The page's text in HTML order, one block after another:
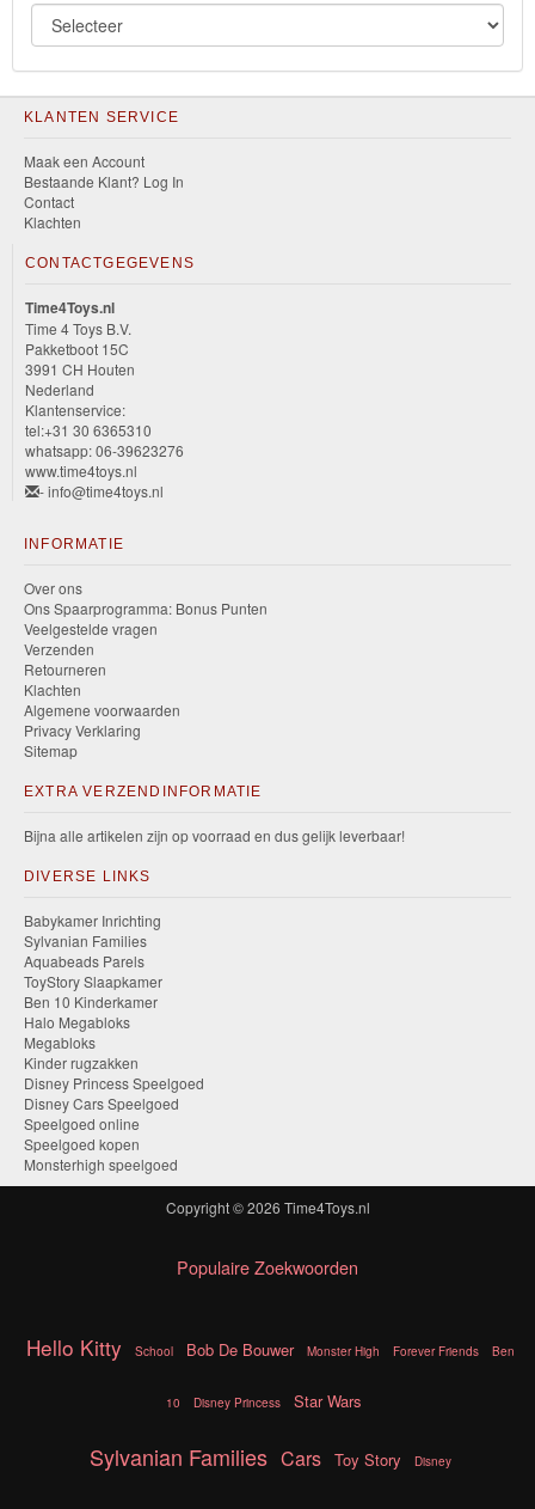
KLANTEN SERVICE
Maak een Account
Bestaande Klant? Log In
Contact
Klachten
CONTACTGEGEVENS
Time4Toys.nl
Time 4 Toys B.V.
Pakketboot 15C
3991 CH Houten
Nederland
Klantenservice:
tel:+31 30 6365310
whatsapp: 06-39623276
www.time4toys.nl
- info@time4toys.nl
INFORMATIE
Over ons
Ons Spaarprogramma: Bonus Punten
Veelgestelde vragen
Verzenden
Retourneren
Klachten
Algemene voorwaarden
Privacy Verklaring
Sitemap
EXTRA VERZENDINFORMATIE
Bijna alle artikelen zijn op voorraad en dus gelijk leverbaar!
DIVERSE LINKS
Babykamer Inrichting
Sylvanian Families
Aquabeads Parels
ToyStory Slaapkamer
Ben 10 Kinderkamer
Halo Megabloks
Megabloks
Kinder rugzakken
Disney Princess Speelgoed
Disney Cars Speelgoed
Speelgoed online
Speelgoed kopen
Monsterhigh speelgoed
Copyright © 2026 Time4Toys.nl
Populaire Zoekwoorden
Hello Kitty School Bob De Bouwer Monster High Forever Friends Ben
10 Disney Princess Star Wars
Sylvanian Families Cars Toy Story Disney